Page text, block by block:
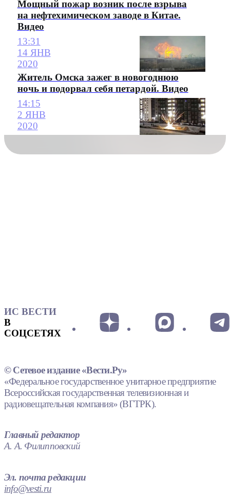
Мощный пожар возник после взрыва
на нефтехимическом заводе в Китае.
Видео
13:31
14 ЯНВ
2020
Житель Омска зажег в новогоднюю
ночь и подорвал себя петардой. Видео
14:15
2 ЯНВ
2020
ИС ВЕСТИ
В
СОЦСЕТЯХ
© Сетевое издание «Вести.Ру»
«Федеральное государственное унитарное предприятие
Всероссийская государственная телевизионная и
радиовещательная компания» (ВГТРК).
Главный редактор
А. А. Филипповский
Эл. почта редакции
info@vesti.ru